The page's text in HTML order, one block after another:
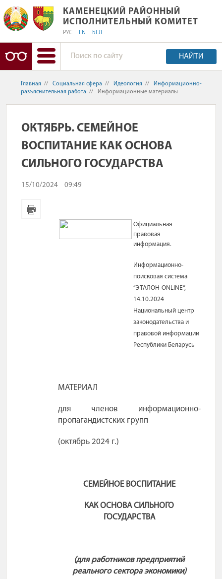
КАМЕНЕЦКИЙ РАЙОННЫЙ
КАМЕНЕЦКИЙ РАЙОННЫЙ
ИСПОЛНИТЕЛЬНЫЙ КОМИТЕТ
РУС EN БЕЛ
НАЙТИ
Главная // Социальная сфера // Идеология //
Информационно-
разъяснительная работа // Информационные материалы
ОКТЯБРЬ. СЕМЕЙНОЕ
ВОСПИТАНИЕ КАК ОСНОВА
СИЛЬНОГО ГОСУДАРСТВА
15/10/2024 09:49
Официальная
правовая
информация.
Информационно-
поисковая система
”ЭТАЛОН-ONLINE“,
14.10.2024
Национальный центр
законодательства и
правовой информации
Республики Беларусь
МАТЕРИАЛ
для членов информационно-
пропагандистских групп
(октябрь 2024 г.)
СЕМЕЙНОЕ ВОСПИТАНИЕ
КАК ОСНОВА СИЛЬНОГО
ГОСУДАРСТВА
(для работников предприятий
реального сектора экономики)